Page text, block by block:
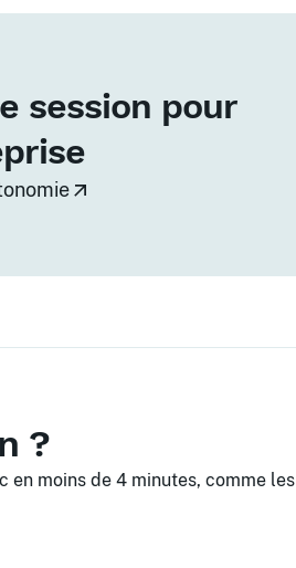
session pour
?
en moins de 4 minutes, comme les